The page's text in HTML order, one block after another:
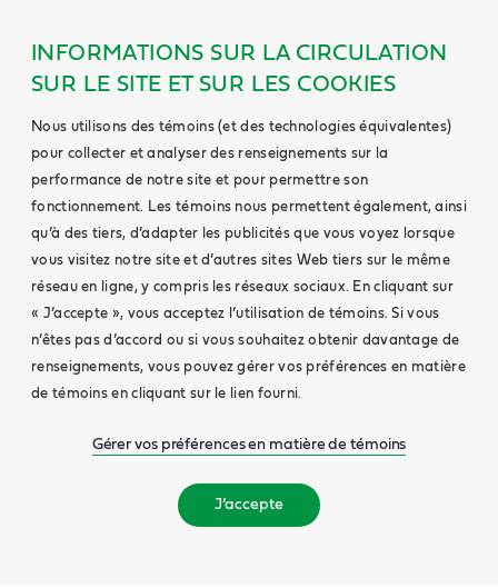
INFORMATIONS SUR LA CIRCULATION
SUR LE SITE ET SUR LES COOKIES
Nous utilisons des témoins (et des technologies équivalentes)
pour collecter et analyser des renseignements sur la
performance de notre site et pour permettre son
fonctionnement. Les témoins nous permettent également, ainsi
qu’à des tiers, d’adapter les publicités que vous voyez lorsque
vous visitez notre site et d’autres sites Web tiers sur le même
réseau en ligne, y compris les réseaux sociaux. En cliquant sur
« J’accepte », vous acceptez l’utilisation de témoins. Si vous
n’êtes pas d’accord ou si vous souhaitez obtenir davantage de
renseignements, vous pouvez gérer vos préférences en matière
de témoins en cliquant sur le lien fourni.
Gérer vos préférences en matière de témoins
J’accepte